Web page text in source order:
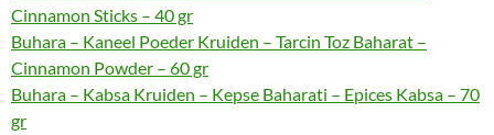
Cinnamon Sticks – 40 gr
Buhara – Kaneel Poeder Kruiden – Tarcin Toz Baharat –
Cinnamon Powder – 60 gr
Buhara – Kabsa Kruiden – Kepse Baharati – Epices Kabsa – 70
gr